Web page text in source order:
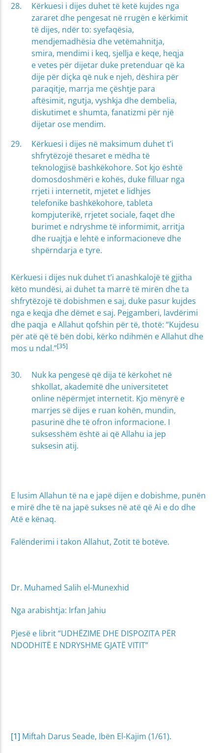
Kërkuesi i dijes duhet të ketë kujdes nga
zararet dhe pengesat në rrugën e kërkimit
të dijes, ndër to: syefaqësia,
mendjemadhësia dhe vetëmahnitja,
smira, mendimi i keq, sjellja e keqe, heqja
e vetes për dijetar duke pretenduar që ka
dije për diçka që nuk e njeh, dëshira për
paraqitje, marrja me çështje para
aftësimit, ngutja, vyshkja dhe dembelia,
diskutimet e shumta, fanatizmi për një
dijetar ose mendim.
Kërkuesi i dijes në maksimum duhet t’i
shfrytëzojë thesaret e mëdha të
teknologjisë bashkëkohore. Sot kjo është
domosdoshmëri e kohës, duke filluar nga
rrjeti i internetit, mjetet e lidhjes
telefonike bashkëkohore, tableta
kompjuterikë, rrjetet sociale, faqet dhe
burimet e ndryshme të informimit, arritja
dhe ruajtja e lehtë e informacioneve dhe
shpërndarja e tyre.
Kërkuesi i dijes nuk duhet t’i anashkalojë të gjitha
këto mundësi, ai duhet ta marrë të mirën dhe ta
shfrytëzojë të dobishmen e saj, duke pasur kujdes
nga e keqja dhe dëmet e saj. Pejgamberi, lavdërimi
dhe paqja e Allahut qofshin për të, thotë: “Kujdesu
për atë që të bën dobi, kërko ndihmën e Allahut dhe
mos u ndal.”[35]
Nuk ka pengesë që dija të kërkohet në
shkollat, akademitë dhe universitetet
online nëpërmjet internetit. Kjo mënyrë e
marrjes së dijes e ruan kohën, mundin,
pasurinë dhe të ofron informacione. I
suksesshëm është ai që Allahu ia jep
suksesin atij.
E lusim Allahun të na e japë dijen e dobishme, punën
e mirë dhe të na japë sukses në atë që Ai e do dhe
Atë e kënaq.
Falënderimi i takon Allahut, Zotit të botëve.
Dr. Muhamed Salih el-Munexhid
Nga arabishtja: Irfan Jahiu
Pjesë e librit “UDHËZIME DHE DISPOZITA PËR
NDODHITË E NDRYSHME GJATË VITIT”
[1] Miftah Darus Seade, Ibën El-Kajim (1/61).